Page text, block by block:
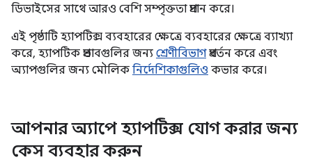
ডিভাইসের সাথে আরও বেশি সম্পৃক্ততা প্রদান করে।
এই পৃষ্ঠাটি হ্যাপটিক্স ব্যবহারের ক্ষেত্রে ব্যবহারের ক্ষেত্রে ব্যাখ্যা
করে, হ্যাপটিক প্রভাবগুলির জন্য শ্রেণীবিভাগপ্রবর্তন করে এবং
অ্যাপগুলির জন্য মৌলিক নির্দেশিকাগুলিও কভার করে।
আপনার অ্যাপে হ্যাপটিক্স যোগ করার জন্য
কেস ব্যবহার করুন